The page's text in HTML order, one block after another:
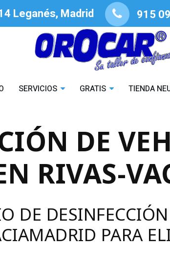
Leganés, Madrid 915
SERVICIOS GRATIS TIENDA
DE
RIVAS-
DE
PARA